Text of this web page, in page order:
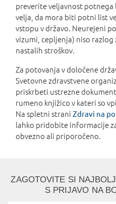
preverite veljavnost potnega
velja, da mora biti potni list
vstopu v državo. Neurejeni
vizumi, cepljenja) niso
nastalih stroškov.
Za potovanja v določene
Svetovne zdravstvene
priskrbeti ustrezne
rumeno knjižico v kateri so
Na spletni strani Zdravi na
lahko pridobite informacije
obvezno ali priporočeno.
ZAGOTOVITE SI
S PRIJAVO NA